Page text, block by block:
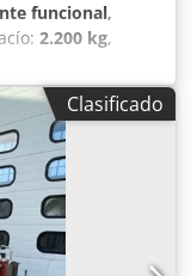
funcional,
2.200 kg,
Motor: Deutz
/ Etapa IV
de combustible:
Asznmpljmgsr
ancho x alto):
de cilindros
bombas de
Clasificado